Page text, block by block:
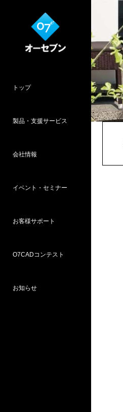
トップ
製品・支援サービス
会社情報
イベント・セミナー
お客様サポート
O7CADコンテスト
お知らせ